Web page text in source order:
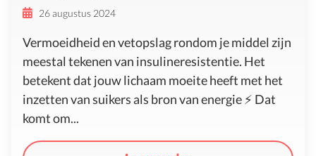
26 augustus 2024
Vermoeidheid en vetopslag rondom je middel zijn
meestal tekenen van insulineresistentie. Het
betekent dat jouw lichaam moeite heeft met het
inzetten van suikers als bron van energie ⚡️ Dat
komt om...